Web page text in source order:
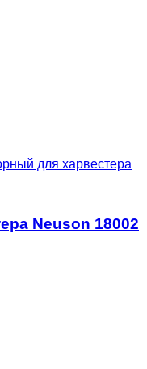
для харвестера
Neuson 18002